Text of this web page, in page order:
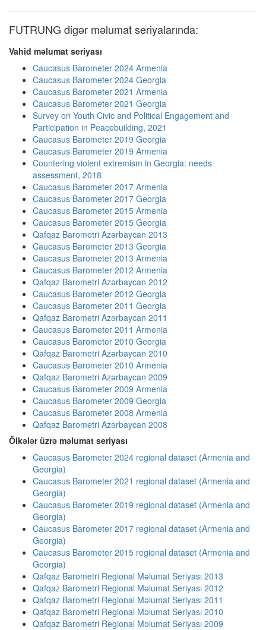
FUTRUNG digər məlumat seriyalarında:
Vahid məlumat seriyası
Caucasus Barometer 2024 Armenia
Caucasus Barometer 2024 Georgia
Caucasus Barometer 2021 Armenia
Caucasus Barometer 2021 Georgia
Survey on Youth Civic and Political Engagement and
Participation in Peacebuilding, 2021
Caucasus Barometer 2019 Georgia
Caucasus Barometer 2019 Armenia
Countering violent extremism in Georgia: needs
assessment, 2018
Caucasus Barometer 2017 Armenia
Caucasus Barometer 2017 Georgia
Caucasus Barometer 2015 Armenia
Caucasus Barometer 2015 Georgia
Qafqaz Barometri Azərbaycan 2013
Caucasus Barometer 2013 Georgia
Caucasus Barometer 2013 Armenia
Caucasus Barometer 2012 Armenia
Qafqaz Barometri Azərbaycan 2012
Caucasus Barometer 2012 Georgia
Caucasus Barometer 2011 Georgia
Qafqaz Barometri Azərbaycan 2011
Caucasus Barometer 2011 Armenia
Caucasus Barometer 2010 Georgia
Qafqaz Barometri Azərbaycan 2010
Caucasus Barometer 2010 Armenia
Qafqaz Barometri Azərbaycan 2009
Caucasus Barometer 2009 Armenia
Caucasus Barometer 2009 Georgia
Caucasus Barometer 2008 Armenia
Qafqaz Barometri Azərbaycan 2008
Ölkələr üzrə məlumat seriyası
Caucasus Barometer 2024 regional dataset (Armenia and
Georgia)
Caucasus Barometer 2021 regional dataset (Armenia and
Georgia)
Caucasus Barometer 2019 regional dataset (Armenia and
Georgia)
Caucasus Barometer 2017 regional dataset (Armenia and
Georgia)
Caucasus Barometer 2015 regional dataset (Armenia and
Georgia)
Qafqaz Barometri Regional Məlumat Seriyası 2013
Qafqaz Barometri Regional Məlumat Seriyası 2012
Qafqaz Barometri Regional Məlumat Seriyası 2011
Qafqaz Barometri Regional Məlumat Seriyası 2010
Qafqaz Barometri Regional Məlumat Seriyası 2009